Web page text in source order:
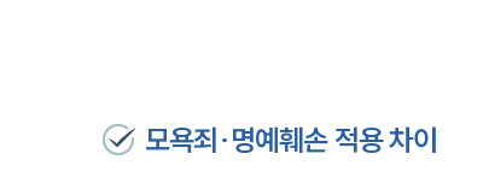
모욕죄·명예훼손 적용 차이